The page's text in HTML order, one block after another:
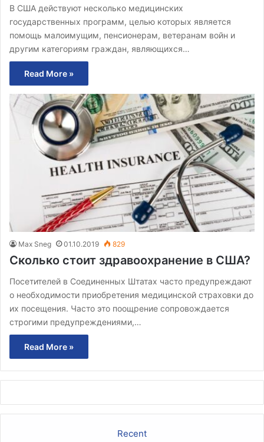
В США действуют несколько медицинских
государственных программ, целью которых является
помощь малоимущим, пенсионерам, ветеранам войн и
другим категориям граждан, являющихся…
Read More »
Max Sneg 01.10.2019 829
Сколько стоит здравоохранение в США?
Посетителей в Соединенных Штатах часто предупреждают
о необходимости приобретения медицинской страховки до
их посещения. Часто это поощрение сопровождается
строгими предупреждениями,…
Read More »
Recent